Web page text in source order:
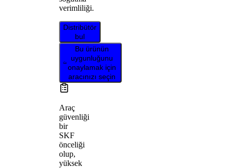
verimliliği.
Distribütör
bul
Bu ürünün
uygunluğunu
onaylamak için
aracınızı seçin
Araç
güvenliği
bir
SKF
önceliği
olup,
yüksek